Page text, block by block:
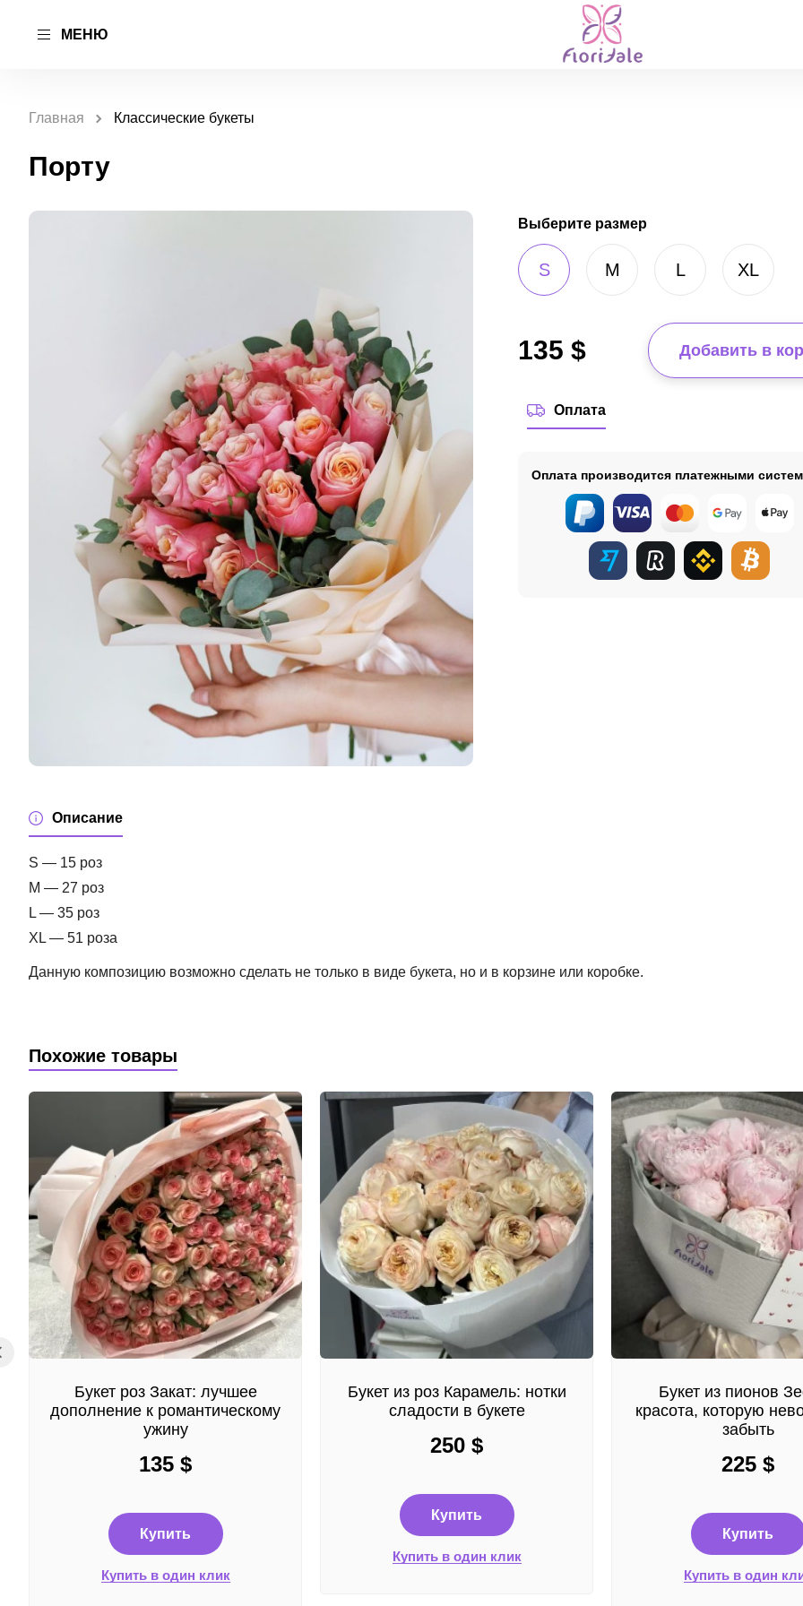
МЕНЮ
Главная Классические букеты
Порту
Выберите размер
S M L XL
135 $ Добавить в
Оплата
Оплата производится платежными
Описание
S — 15 роз
M — 27 роз
L — 35 роз
XL — 51 роза
Данную композицию возможно сделать не только в виде букета, но и в корзине или коробке.
Похожие товары
Букет роз Закат: лучшее
дополнение к романтическому
ужину
135 $
Купить
Купить в один клик
Букет из роз Карамель: нотки
сладости в букете
250 $
Купить
Купить в один клик
Букет из пионов
красота, которую
забыть
225 $
Купить
Купить в один